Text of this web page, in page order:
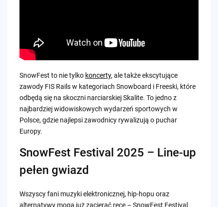
SnowFest to nie tylko koncerty, ale także ekscytujące
zawody FIS Rails w kategoriach Snowboard i Freeski, które
odbędą się na skoczni narciarskiej Skalite. To jedno z
najbardziej widowiskowych wydarzeń sportowych w
Polsce, gdzie najlepsi zawodnicy rywalizują o puchar
Europy.
SnowFest Festival 2025 – Line-up
pełen gwiazd
Wszyscy fani muzyki elektronicznej, hip-hopu oraz
alternatywy mogą już zacierać ręce – SnowFest Festival